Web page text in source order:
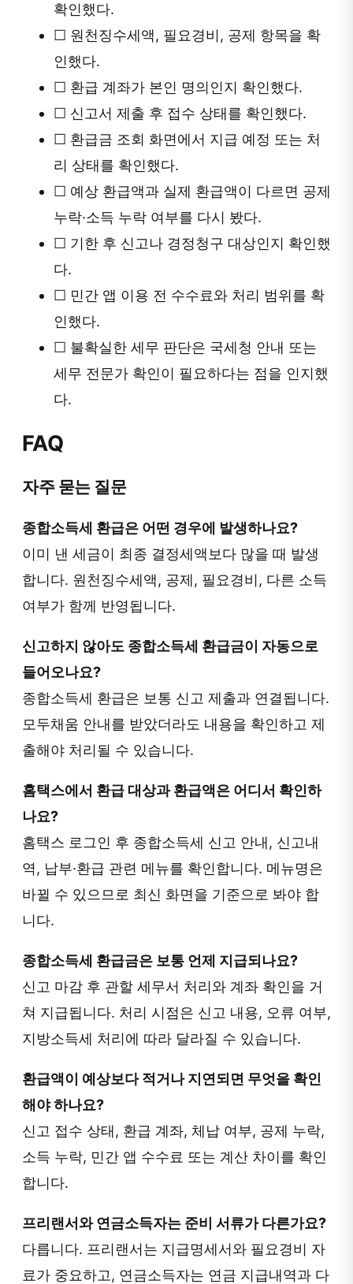
확인했다.
☐ 원천징수세액, 필요경비, 공제 항목을 확
인했다.
☐ 환급 계좌가 본인 명의인지 확인했다.
☐ 신고서 제출 후 접수 상태를 확인했다.
☐ 환급금 조회 화면에서 지급 예정 또는 처
리 상태를 확인했다.
☐ 예상 환급액과 실제 환급액이 다르면 공제
누락·소득 누락 여부를 다시 봤다.
☐ 기한 후 신고나 경정청구 대상인지 확인했
다.
☐ 민간 앱 이용 전 수수료와 처리 범위를 확
인했다.
☐ 불확실한 세무 판단은 국세청 안내 또는
세무 전문가 확인이 필요하다는 점을 인지했
다.
FAQ
자주 묻는 질문
종합소득세 환급은 어떤 경우에 발생하나요?
이미 낸 세금이 최종 결정세액보다 많을 때 발생
합니다. 원천징수세액, 공제, 필요경비, 다른 소득
여부가 함께 반영됩니다.
신고하지 않아도 종합소득세 환급금이 자동으로
들어오나요?
종합소득세 환급은 보통 신고 제출과 연결됩니다.
모두채움 안내를 받았더라도 내용을 확인하고 제
출해야 처리될 수 있습니다.
홈택스에서 환급 대상과 환급액은 어디서 확인하
나요?
홈택스 로그인 후 종합소득세 신고 안내, 신고내
역, 납부·환급 관련 메뉴를 확인합니다. 메뉴명은
바뀔 수 있으므로 최신 화면을 기준으로 봐야 합
니다.
종합소득세 환급금은 보통 언제 지급되나요?
신고 마감 후 관할 세무서 처리와 계좌 확인을 거
쳐 지급됩니다. 처리 시점은 신고 내용, 오류 여부,
지방소득세 처리에 따라 달라질 수 있습니다.
환급액이 예상보다 적거나 지연되면 무엇을 확인
해야 하나요?
신고 접수 상태, 환급 계좌, 체납 여부, 공제 누락,
소득 누락, 민간 앱 수수료 또는 계산 차이를 확인
합니다.
프리랜서와 연금소득자는 준비 서류가 다른가요?
다릅니다. 프리랜서는 지급명세서와 필요경비 자
료가 중요하고, 연금소득자는 연금 지급내역과 다